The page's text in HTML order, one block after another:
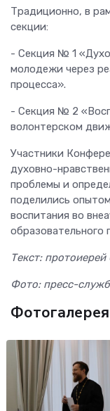
Традиционно, в
секции:
- Секция № 1
молодежи через
процесса».
- Секция № 2
волонтерском
Участники
духовно-
проблемы и
поделились
воспитания во
образовательного
Текст:
Фото: пресс-
Фотогалерея